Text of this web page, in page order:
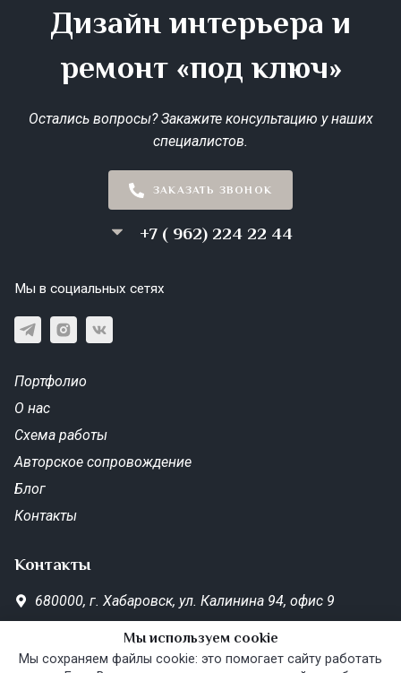
Дизайн интерьера и
ремонт «под ключ»
Остались вопросы? Закажите консультацию у наших
специалистов.
ЗАКАЗАТЬ ЗВОНОК
+7 ( 962) 224 22 44
Мы в социальных сетях
Портфолио
О нас
Схема работы
Авторское сопровождение
Блог
Контакты
Контакты
680000, г. Хабаровск, ул. Калинина 94, офис 9
Пн—Пт 10:00–19:00
Мы используем cookie
Мы сохраняем файлы cookie: это помогает сайту работать